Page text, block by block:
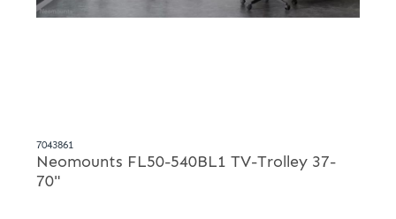
7043861
Neomounts FL50-540BL1 TV-Trolley 37-
70"